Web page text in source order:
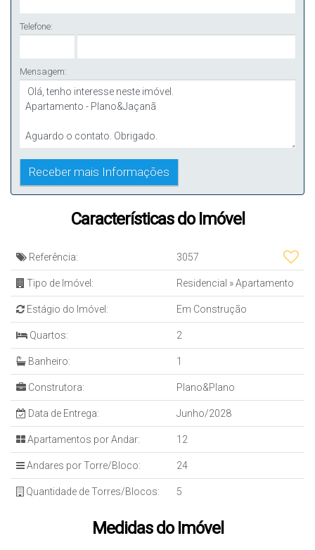
Telefone:
Mensagem:
Características do Imóvel
Referência: 3057
Tipo de Imóvel: Residencial »Apartamento
Estágio do Imóvel: Em Construção
Quartos: 2
Banheiro: 1
Construtora: Plano&Plano
Data de Entrega: Junho/2028
Apartamentos por Andar: 12
Andares por Torre/Bloco: 24
Quantidade de Torres/Blocos: 5
Medidas do Imóvel